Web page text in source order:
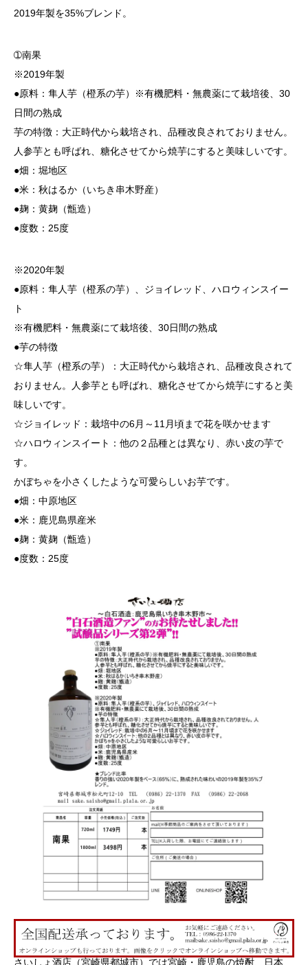
2019年製を35%ブレンド。
➀南果
※2019年製
●原料：隼人芋（橙系の芋）※有機肥料・無農薬にて栽培後、30
日間の熟成
芋の特徴：大正時代から栽培され、品種改良されておりません。
人参芋とも呼ばれ、糖化させてから焼芋にすると美味しいです。
●畑：堀地区
●米：秋はるか（いちき串木野産）
●麹：黄麹（甑造）
●度数：25度
※2020年製
●原料：隼人芋（橙系の芋）、ジョイレッド、ハロウィンスイー
ト
※有機肥料・無農薬にて栽培後、30日間の熟成
●芋の特徴
☆隼人芋（橙系の芋）：大正時代から栽培され、品種改良されて
おりません。人参芋とも呼ばれ、糖化させてから焼芋にすると美
味しいです。
☆ジョイレッド：栽培中の6月～11月頃まで花を咲かせます
☆ハロウィンスイート：他の２品種とは異なり、赤い皮の芋で
す。
かぼちゃを小さくしたような可愛らしいお芋です。
●畑：中原地区
●米：鹿児島県産米
●麹：黄麹（甑造）
●度数：25度
さいしょ酒店（宮崎県都城市）では宮崎・鹿児島の焼酎、日本